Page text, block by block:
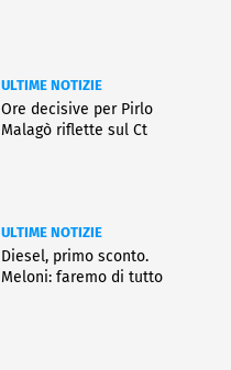
ULTIME NOTIZIE
Ore decisive per Pirlo
Malagò riflette sul Ct
ULTIME NOTIZIE
Diesel, primo sconto.
Meloni: faremo di tutto